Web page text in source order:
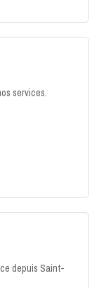
services.
depuis Saint-